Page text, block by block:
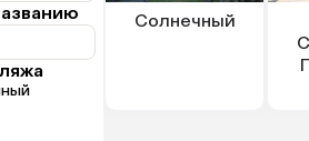
Солнечный